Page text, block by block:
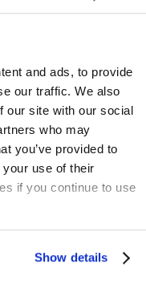
and ads, to provide
our traffic. We also
our site with our social
who may
you’ve provided to
use of their
if you continue to use
Show details
del Agua
de agua
vecinos
siguen
eficiencia.
del reúso de
la
y la
del sector